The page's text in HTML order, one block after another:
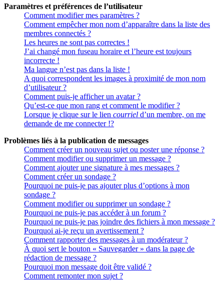
Paramètres et préférences de l’utilisateur
Comment modifier mes paramètres ?
Comment empêcher mon nom d’apparaître dans la liste des
membres connectés ?
Les heures ne sont pas correctes !
J’ai changé mon fuseau horaire et l’heure est toujours
incorrecte !
Ma langue n’est pas dans la liste !
A quoi correspondent les images à proximité de mon nom
d’utilisateur ?
Comment puis-je afficher un avatar ?
Qu’est-ce que mon rang et comment le modifier ?
Lorsque je clique sur le lien courriel d’un membre, on me
demande de me connecter !?
Problèmes liés à la publication de messages
Comment créer un nouveau sujet ou poster une réponse ?
Comment modifier ou supprimer un message ?
Comment ajouter une signature à mes messages ?
Comment créer un sondage ?
Pourquoi ne puis-je pas ajouter plus d’options à mon
sondage ?
Comment modifier ou supprimer un sondage ?
Pourquoi ne puis-je pas accéder à un forum ?
Pourquoi ne puis-je pas joindre des fichiers à mon message ?
Pourquoi ai-je reçu un avertissement ?
Comment rapporter des messages à un modérateur ?
À quoi sert le bouton « Sauvegarder » dans la page de
rédaction de message ?
Pourquoi mon message doit être validé ?
Comment remonter mon sujet ?